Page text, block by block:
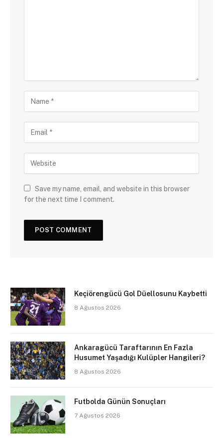
Save my name, email, and website in this browser
for the next time I comment.
Keçiörengücü Gol Düellosunu Kaybetti
8 Ağustos 2026
Ankaragücü Taraftarının En Fazla
Husumet Yaşadığı Kulüpler Hangileri?
8 Ağustos 2026
Futbolda Günün Sonuçları
7 Ağustos 2026